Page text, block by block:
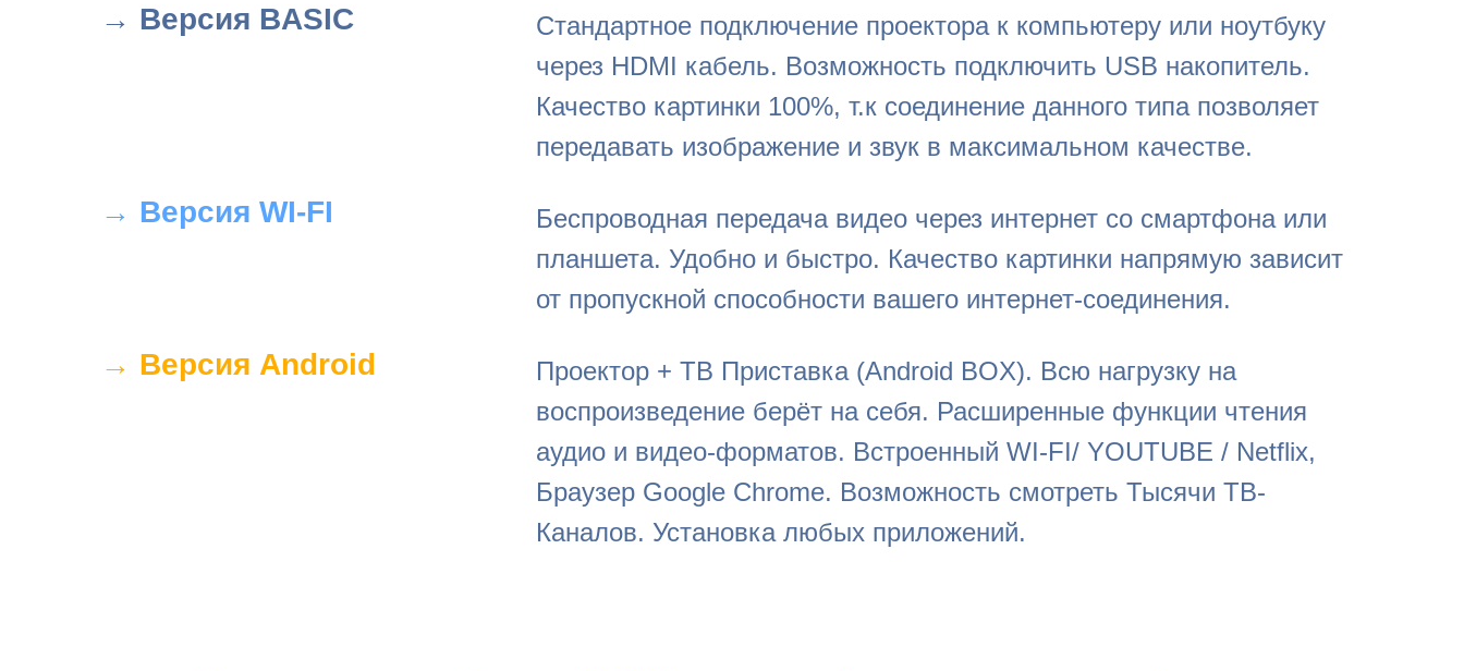
→ Версия BASIC
Стандартное подключение проектора к компьютеру или ноутбуку
через HDMI кабель. Возможность подключить USB накопитель.
Качество картинки 100%, т.к соединение данного типа позволяет
передавать изображение и звук в максимальном качестве.
→ Версия WI-FI
Беспроводная передача видео через интернет со смартфона или
планшета. Удобно и быстро. Качество картинки напрямую зависит
от пропускной способности вашего интернет-соединения.
→ Версия Android
Проектор + ТВ Приставка (Android BOX). Всю нагрузку на
воспроизведение берёт на себя. Расширенные функции чтения
аудио и видео-форматов. Встроенный WI-FI/ YOUTUBE / Netflix,
Браузер Google Chrome. Возможность смотреть Тысячи ТВ-
Каналов. Установка любых приложений.